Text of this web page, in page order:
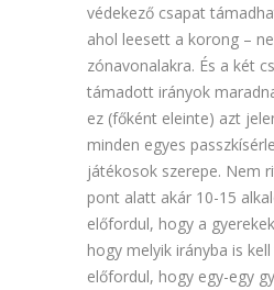
védekező csapat
ahol leesett a korong –
zónavonalakra. És a két
támadott irányok
ez (főként eleinte) azt
minden egyes
játékosok szerepe. Nem
pont alatt akár 10-15
előfordul, hogy a
hogy melyik irányba is
előfordul, hogy egy-egy